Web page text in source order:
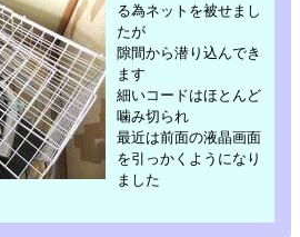
る為ネットを被せまし
たが
隙間から潜り込んでき
ます
細いコードはほとんど
噛み切られ
最近は前面の液晶画面
を引っかくようになり
ました